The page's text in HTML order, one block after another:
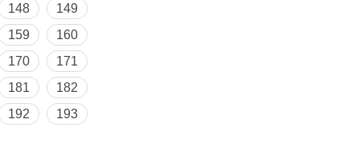
148
149
159
160
170
171
181
182
192
193